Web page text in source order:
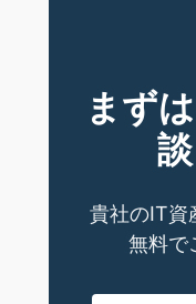
まず
貴社のIT資
無料で